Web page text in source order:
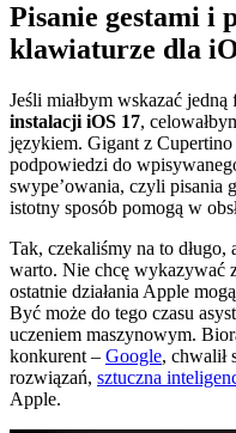
Pisanie gestami i
klawiaturze dla
Jeśli miałbym wskazać
instalacji iOS 17,
językiem. Gigant z
podpowiedzi do
swype’owania, czyli pisania
istotny sposób pomogą w
Tak, czekaliśmy na to długo,
warto. Nie chcę wykazywać
ostatnie działania Apple
Być może do tego czasu
uczeniem maszynowym.
konkurent – Google, chwalił
rozwiązań, sztuczna
Apple.